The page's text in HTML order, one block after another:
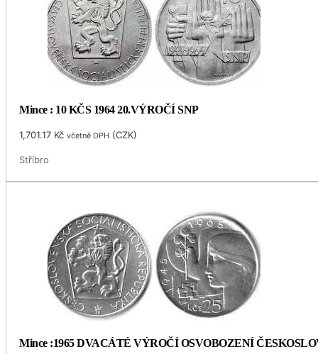
Mince : 10 KČS 1964 20.VÝROČÍ SNP
1,701.17 Kč včetně DPH (CZK)
Stříbro
Mince :1965 DVACÁTÉ VÝROČÍ OSVOBOZENÍ